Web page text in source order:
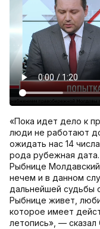
«Пока идет дело к
люди не работают
ожидать нас 14
рода рубежная
Рыбнице
нечем и в данном
дальнейшей судьбы
Рыбнице живет,
которое имеет
летопись», — сказал